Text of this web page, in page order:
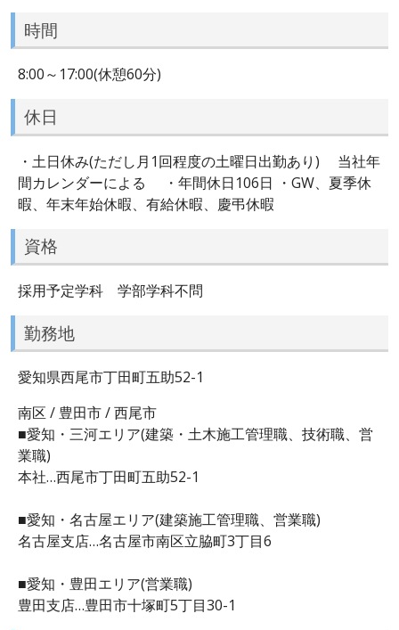
時間
8:00～17:00(休憩60分)
休日
・土日休み(ただし月1回程度の土曜日出勤あり) 当社年
間カレンダーによる ・年間休日106日 ・GW、夏季休
暇、年末年始休暇、有給休暇、慶弔休暇
資格
採用予定学科 学部学科不問
勤務地
愛知県西尾市丁田町五助52-1
南区 / 豊田市 / 西尾市
■愛知・三河エリア(建築・土木施工管理職、技術職、営
業職)
本社…西尾市丁田町五助52-1
■愛知・名古屋エリア(建築施工管理職、営業職)
名古屋支店…名古屋市南区立脇町3丁目6
■愛知・豊田エリア(営業職)
豊田支店…豊田市十塚町5丁目30-1